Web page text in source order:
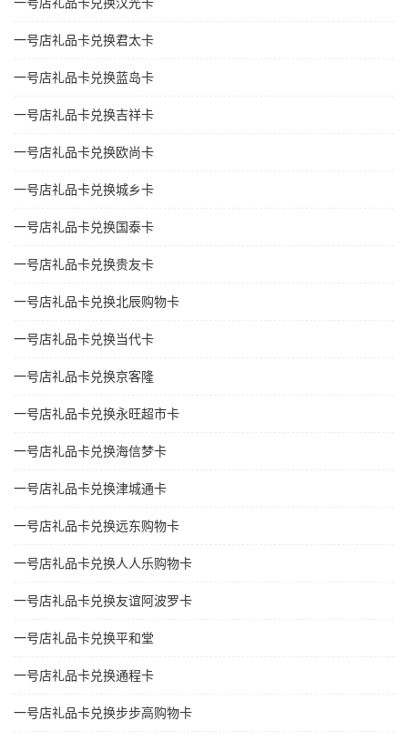
一号店礼品卡兑换君太卡
一号店礼品卡兑换蓝岛卡
一号店礼品卡兑换吉祥卡
一号店礼品卡兑换欧尚卡
一号店礼品卡兑换城乡卡
一号店礼品卡兑换国泰卡
一号店礼品卡兑换贵友卡
一号店礼品卡兑换北辰购物卡
一号店礼品卡兑换当代卡
一号店礼品卡兑换京客隆
一号店礼品卡兑换永旺超市卡
一号店礼品卡兑换海信梦卡
一号店礼品卡兑换津城通卡
一号店礼品卡兑换远东购物卡
一号店礼品卡兑换人人乐购物卡
一号店礼品卡兑换友谊阿波罗卡
一号店礼品卡兑换平和堂
一号店礼品卡兑换通程卡
一号店礼品卡兑换步步高购物卡